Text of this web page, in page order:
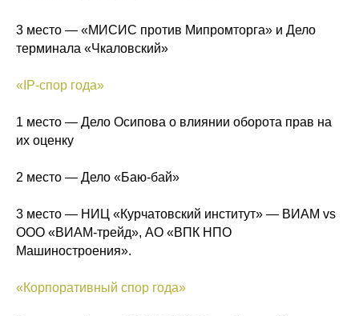
3 место — «МИСИС против Мипромторга» и Дело
терминала «Чкаловский»
«IP-спор года»
1 место — Дело Осипова о влиянии оборота прав на
их оценку
2 место — Дело «Баю-бай»
3 место — НИЦ «Курчатовский институт» — ВИАМ vs
ООО «ВИАМ-трейд», АО «ВПК НПО
Машиностроения».
«Корпоративный спор года»